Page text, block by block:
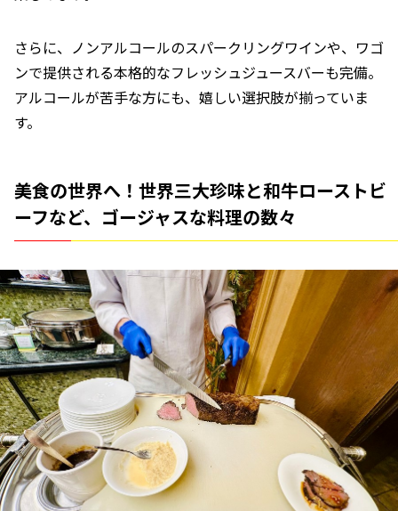
さらに、ノンアルコールのスパークリングワインや、ワゴ
ンで提供される本格的なフレッシュジュースバーも完備。
アルコールが苦手な方にも、嬉しい選択肢が揃っていま
す。
美食の世界へ！世界三大珍味と和牛ローストビ
ーフなど、ゴージャスな料理の数々